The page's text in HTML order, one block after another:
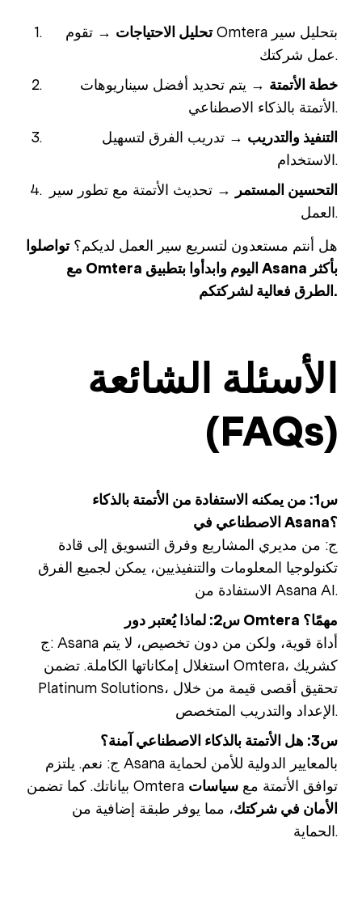
تحليل الاحتياجات → تقوم Omtera بتحليل سير
عمل شركتك.
خطة الأتمتة → يتم تحديد أفضل سيناريوهات
الأتمتة بالذكاء الاصطناعي.
التنفيذ والتدريب → تدريب الفرق لتسهيل
الاستخدام.
التحسين المستمر → تحديث الأتمتة مع تطور سير
العمل.
هل أنتم مستعدون لتسريع سير العمل لديكم؟تواصلوا
مع Omtera اليوم وابدأوا بتطبيق Asana بأكثر
الطرق فعالية لشركتكم.
الأسئلة الشائعة
(FAQs)
س1: من يمكنه الاستفادة من الأتمتة بالذكاء
الاصطناعي في Asana؟
ج: من مديري المشاريع وفرق التسويق إلى قادة
تكنولوجيا المعلومات والتنفيذيين، يمكن لجميع الفرق
الاستفادة من Asana AI.
س2: لماذا يُعتبر دور Omtera مهمًا؟
ج: Asana أداة قوية، ولكن من دون تخصيص، لا يتم
استغلال إمكاناتها الكاملة. تضمن Omtera، كشريك
Platinum Solutions، تحقيق أقصى قيمة من خلال
الإعداد والتدريب المتخصص.
س3: هل الأتمتة بالذكاء الاصطناعي آمنة؟
ج: نعم. يلتزم Asana بالمعايير الدولية للأمن لحماية
بياناتك. كما تضمن Omtera توافق الأتمتة مع سياسات
الأمان في شركتك، مما يوفر طبقة إضافية من
الحماية.